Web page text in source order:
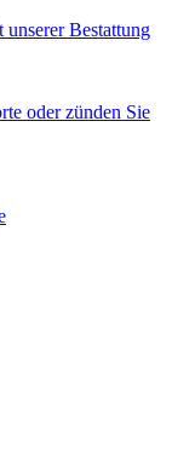
Bestattung
oder zünden Sie